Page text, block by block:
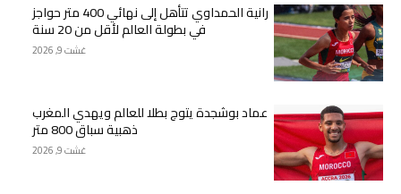
رانية الحمداوي تتأهل إلى نهائي 400 متر حواجز
في بطولة العالم لأقل من 20 سنة
غشت 9, 2026
عماد بوشجدة يتوج بطلا للعالم ويهدي المغرب
ذهبية سباق 800 متر
غشت 9, 2026